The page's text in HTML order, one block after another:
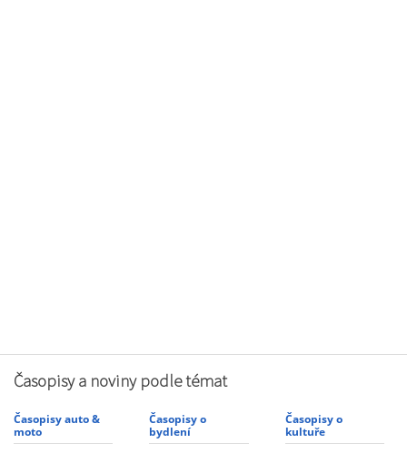
Časopisy a noviny podle témat
Časopisy auto &
moto
Časopisy o
bydlení
Časopisy o
kultuře